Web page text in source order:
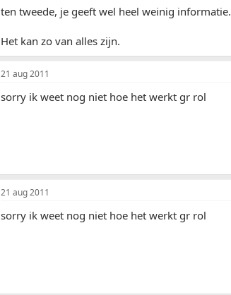
ten tweede, je geeft wel heel weinig informatie.
Het kan zo van alles zijn.
21 aug 2011
sorry ik weet nog niet hoe het werkt gr rol
21 aug 2011
sorry ik weet nog niet hoe het werkt gr rol